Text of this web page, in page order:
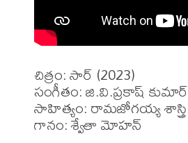
చిత్రం: సార్ (2023)
సంగీతం: జి.వి.ప్రకాష్ కుమార్
సాహిత్యం: రామజోగయ్య శాస్త్రి
గానం: శ్వేతా మోహన్